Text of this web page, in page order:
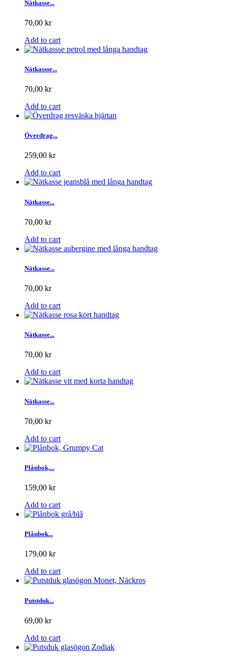
Nätkasse...
70,00 kr
Add to cart
Nätkassse...
70,00 kr
Add to cart
Överdrag...
259,00 kr
Add to cart
Nätkasse...
70,00 kr
Add to cart
Nätkasse...
70,00 kr
Add to cart
Nätkasse...
70,00 kr
Add to cart
Nätkasse...
70,00 kr
Add to cart
Plånbok,...
159,00 kr
Add to cart
Plånbok...
179,00 kr
Add to cart
Putstduk...
69,00 kr
Add to cart